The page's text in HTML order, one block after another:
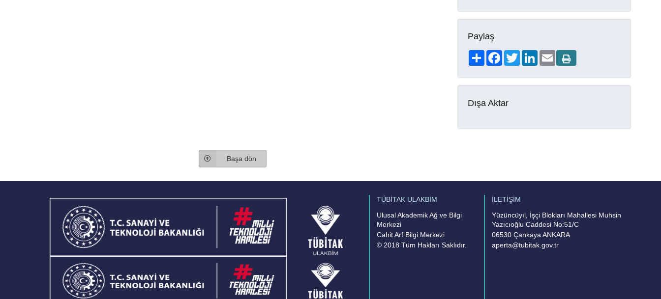
Paylaş
ShareFacebookTwitterLinkedIn
Email
Dışa Aktar
Başa dön
TÜBİTAK ULAKBİM
Ulusal Akademik Ağ ve Bilgi
Merkezi
Cahit Arf Bilgi Merkezi
© 2018 Tüm Hakları Saklıdır.
İLETİŞİM
Yüzüncüyıl, İşçi Blokları Mahallesi Muhsin
Yazıcıoğlu Caddesi No:51/C
06530 Çankaya ANKARA
aperta@tubitak.gov.tr